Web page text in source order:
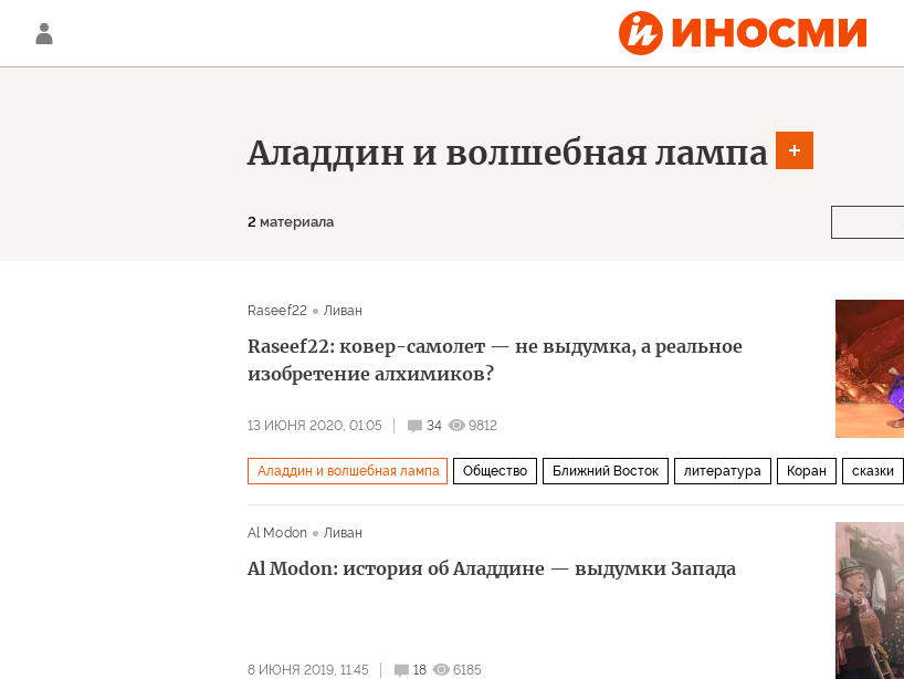
Аладдин и волшебная лампа
2 материала
Raseef22 Ливан
Raseef22: ковер-самолет — не выдумка, а реальное
изобретение алхимиков?
13 ИЮНЯ 2020, 01:05 34 9812
Аладдин и волшебная лампа Общество Ближний Восток литература Коран сказки
Al Modon Ливан
Al Modon: история об Аладдине — выдумки Запада
8 ИЮНЯ 2019, 11:45 18 6185